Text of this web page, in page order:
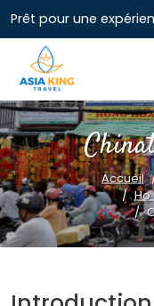
Prêt pour une
Accueil
Ho